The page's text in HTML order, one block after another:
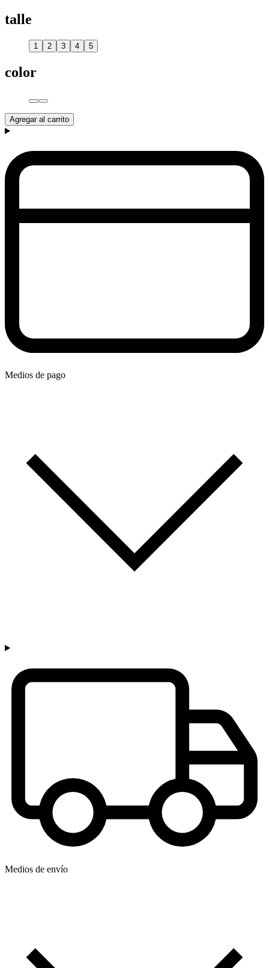
talle
1 2 3 4 5
color
Agregar al carrito
Medios de pago
Medios de envío